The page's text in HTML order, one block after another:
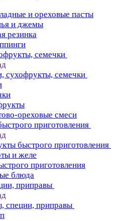
и ореховые пасты
и джемы
резинка
семечки
сухофрукты, семечки
ореховые смеси
приготовления
быстрого приготовления
и желе
приготовления
блюда
приправы
специи, приправы